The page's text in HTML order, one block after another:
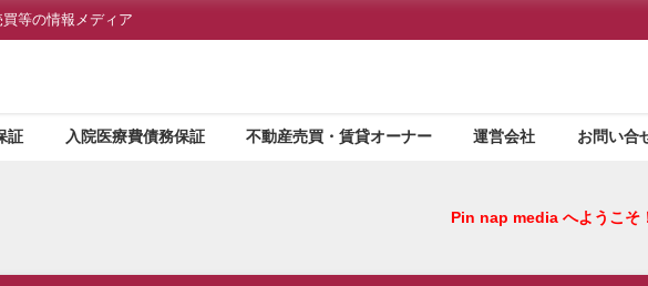
等の情報メディア
証 入院医療費債務保証 不動産売買・賃貸オーナー 運営会社 お問い合
Pin nap media へようこそ！こ